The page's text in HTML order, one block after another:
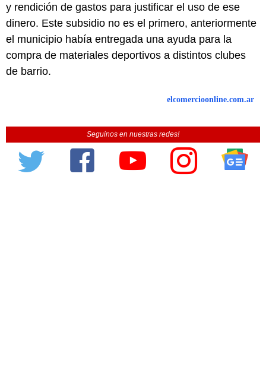
y rendición de gastos para justificar el uso de ese
dinero. Este subsidio no es el primero, anteriormente
el municipio había entregada una ayuda para la
compra de materiales deportivos a distintos clubes
de barrio.
elcomercioonline.com.ar
Seguinos en nuestras redes!